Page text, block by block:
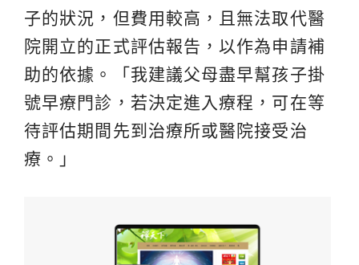
子的狀況，但費用較高，且無法取代醫
院開立的正式評估報告，以作為申請補
助的依據。「我建議父母盡早幫孩子掛
號早療門診，若決定進入療程，可在等
待評估期間先到治療所或醫院接受治
療。」